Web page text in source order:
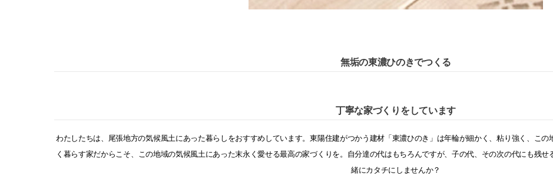
無垢の東濃ひのきでつくる
丁寧な家づくりをしています
わたしたちは、尾張地方の気候風土にあった暮らしをおすすめしています。東陽住建がつかう建材「東濃ひのき」は年輪が細かく、粘り強く、 この
く暮らす家だからこそ、
この地域の気候風土にあった末永く愛せる最高の家づくりを。 自分達の代はもちろんですが、子の代、その次の代にも残せ
緒にカタチにしませんか？